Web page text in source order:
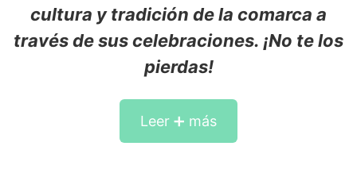
cultura y tradición de la comarca a
través de sus celebraciones. ¡No te los
pierdas!
Leer ➕ más